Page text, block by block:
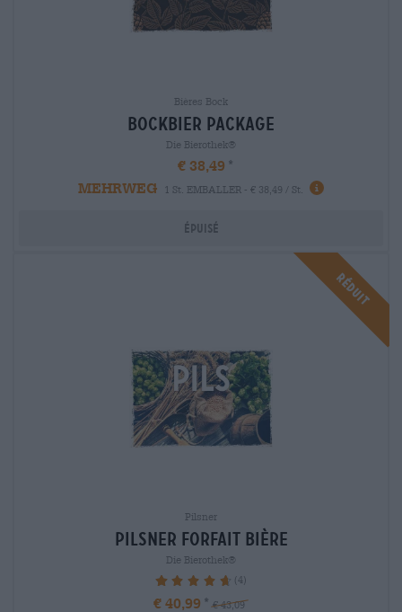
Bières Bock
bockbier package
Die Bierothek®
€ 38,49
MEHRWEG
1 St. EMBALLER - € 38,49 / St.
Épuisé
Réduit
Pilsner
Pilsner Forfait bière
Die Bierothek®
95% (4)
€ 40,99 € 43,09